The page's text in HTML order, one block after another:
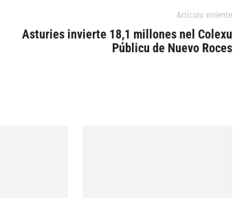
Artículu viniente
Asturies invierte 18,1 millones nel Colexu
Públicu de Nuevo Roces